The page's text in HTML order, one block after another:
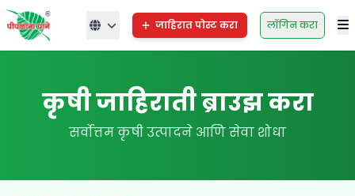
जाहिरात पोस्ट करा लॉगिन करा
कृषी जाहिराती ब्राउझ करा
सर्वोत्तम कृषी उत्पादने आणि सेवा शोधा